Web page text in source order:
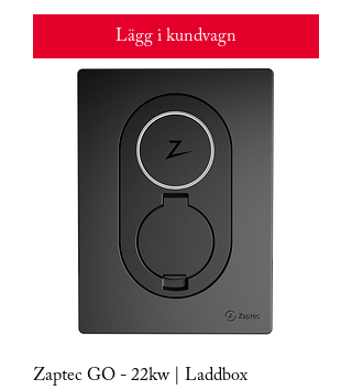
Lägg i kundvagn
Zaptec GO - 22kw | Laddbox